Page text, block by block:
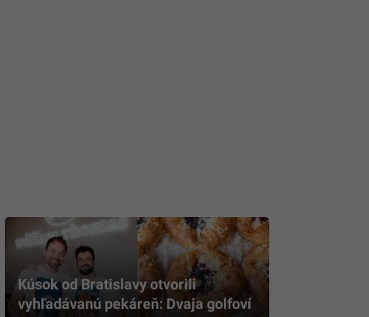
Kúsok od Bratislavy otvorili
vyhľadávanú pekáreň: Dvaja golfoví